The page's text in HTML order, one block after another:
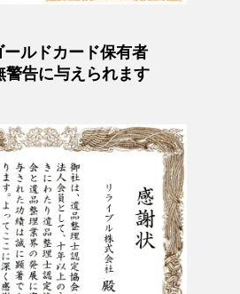
ルドカード保有者
告に与えられます